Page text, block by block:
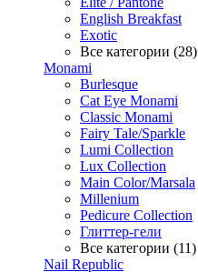
English Breakfast
Exotic
Все категории (28)
Monami
Burlesque
Cat Eye Monami
Classic Monami
Fairy Tale/Sparkle
Lumi Collection
Lux Collection
Main Color/Marsala
Millenium
Pedicure Collection
Глиттер-гели
Все категории (11)
Nail Republic